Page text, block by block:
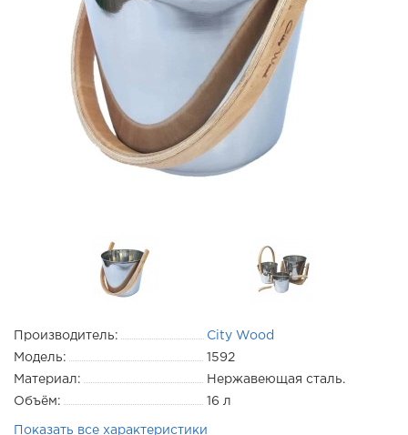
Производитель:
City Wood
Модель:
1592
Материал:
Нержавеющая сталь.
Объём:
16 л
Показать все характеристики